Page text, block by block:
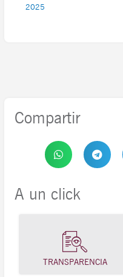
2025
Compartir
A un click
TRANSPARENCIA